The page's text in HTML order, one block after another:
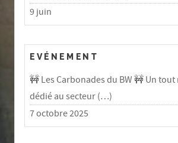
9 juin
EVÉNEMENT
🚧 Les Carbonades du BW 🚧 Un tout
dédié au secteur (…)
7 octobre 2025